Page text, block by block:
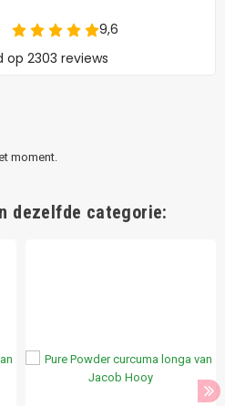
moment.
dezelfde categorie: